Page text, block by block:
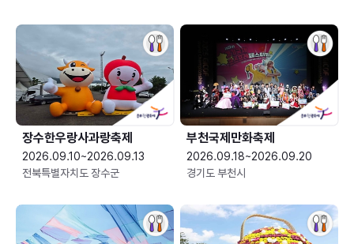
장수한우랑사과랑축제
2026.09.10~2026.09.13
전북특별자치도 장수군
부천국제만화축제
2026.09.18~2026.09.20
경기도 부천시